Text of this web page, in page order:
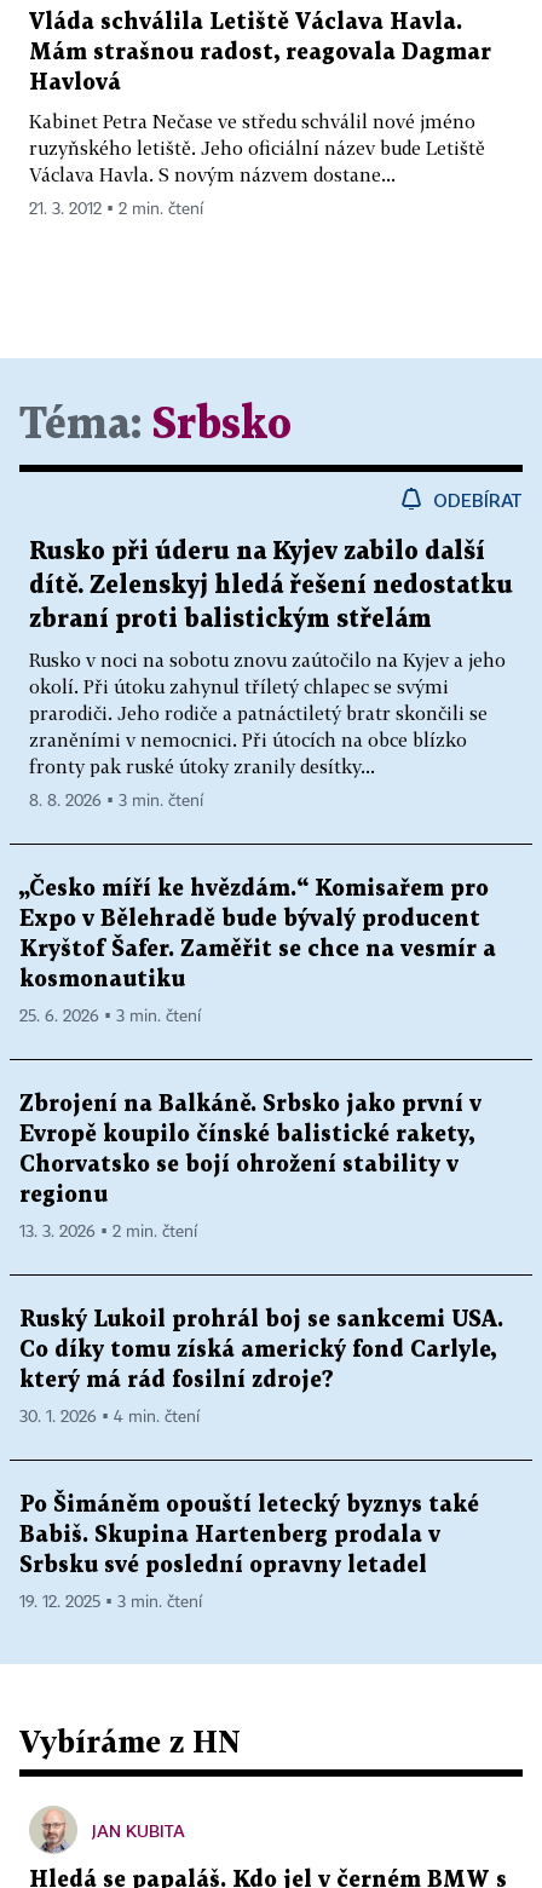
Vláda schválila Letiště Václava Havla.
Mám strašnou radost, reagovala Dagmar
Havlová
Kabinet Petra Nečase ve středu schválil nové jméno
ruzyňského letiště. Jeho oficiální název bude Letiště
Václava Havla. S novým názvem dostane...
21. 3. 2012 ▪ 2 min. čtení
Téma: Srbsko
ODEBÍRAT
Rusko při úderu na Kyjev zabilo další
dítě. Zelenskyj hledá řešení nedostatku
zbraní proti balistickým střelám
Rusko v noci na sobotu znovu zaútočilo na Kyjev a jeho
okolí. Při útoku zahynul tříletý chlapec se svými
prarodiči. Jeho rodiče a patnáctiletý bratr skončili se
zraněními v nemocnici. Při útocích na obce blízko
fronty pak ruské útoky zranily desítky...
8. 8. 2026 ▪ 3 min. čtení
„Česko míří ke hvězdám.“ Komisařem pro
Expo v Bělehradě bude bývalý producent
Kryštof Šafer. Zaměřit se chce na vesmír a
kosmonautiku
25. 6. 2026 ▪ 3 min. čtení
Zbrojení na Balkáně. Srbsko jako první v
Evropě koupilo čínské balistické rakety,
Chorvatsko se bojí ohrožení stability v
regionu
13. 3. 2026 ▪ 2 min. čtení
Ruský Lukoil prohrál boj se sankcemi USA.
Co díky tomu získá americký fond Carlyle,
který má rád fosilní zdroje?
30. 1. 2026 ▪ 4 min. čtení
Po Šimáněm opouští letecký byznys také
Babiš. Skupina Hartenberg prodala v
Srbsku své poslední opravny letadel
19. 12. 2025 ▪ 3 min. čtení
Vybíráme z HN
JAN KUBITA
Hledá se papaláš. Kdo jel v černém BMW s